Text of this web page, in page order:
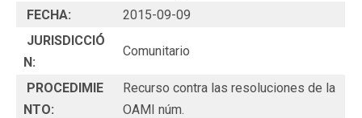
FECHA:
2015-09-09
JURISDICCIÓ
N:
Comunitario
PROCEDIMIE
NTO:
Recurso contra las resoluciones de la
OAMI núm.